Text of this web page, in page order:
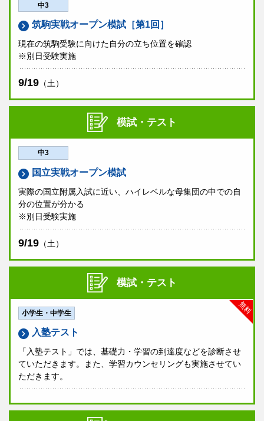
中3
筑駒実戦オープン模試［第1回］
現在の筑駒受験に向けた自分の立ち位置を確認
※別日受験実施
9/19 （土）
模試・テスト
中3
国立実戦オープン模試
実際の国立附属入試に近い、ハイレベルな母集団の中での自
分の位置が分かる
※別日受験実施
9/19 （土）
模試・テスト
無料
小学生・中学生
入塾テスト
「入塾テスト」では、基礎力・学習の到達度などを診断させ
ていただきます。また、学習カウンセリングも実施させてい
ただきます。